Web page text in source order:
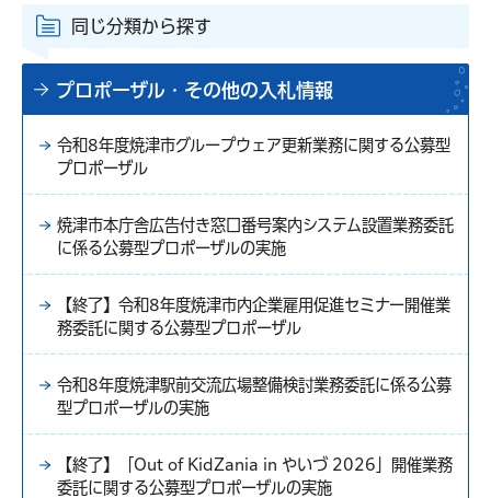
同じ分類から探す
プロポーザル・その他の入札情報
令和8年度焼津市グループウェア更新業務に関する公募型
プロポーザル
焼津市本庁舎広告付き窓口番号案内システム設置業務委託
に係る公募型プロポーザルの実施
【終了】令和8年度焼津市内企業雇用促進セミナー開催業
務委託に関する公募型プロポーザル
令和8年度焼津駅前交流広場整備検討業務委託に係る公募
型プロポーザルの実施
【終了】「Out of KidZania in やいづ 2026」開催業務
委託に関する公募型プロポーザルの実施